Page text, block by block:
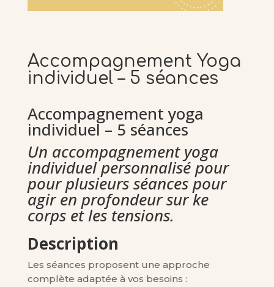
Accompagnement Yoga
individuel – 5 séances
Accompagnement yoga
individuel – 5 séances
Un accompagnement yoga
individuel personnalisé pour
pour plusieurs séances pour
agir en profondeur sur ke
corps et les tensions.
Description
Les séances proposent une approche
complète adaptée à vos besoins :